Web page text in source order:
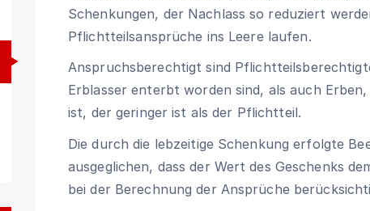
Schenkungen, der Nachlass so reduziert
Pflichtteilsansprüche ins Leere laufen.
Anspruchsberechtigt sind
Erblasser enterbt worden sind, als auch
ist, der geringer ist als der Pflichtteil.
Die durch die lebzeitige Schenkung erfolgte
ausgeglichen, dass der Wert des Geschenks
bei der Berechnung der Ansprüche